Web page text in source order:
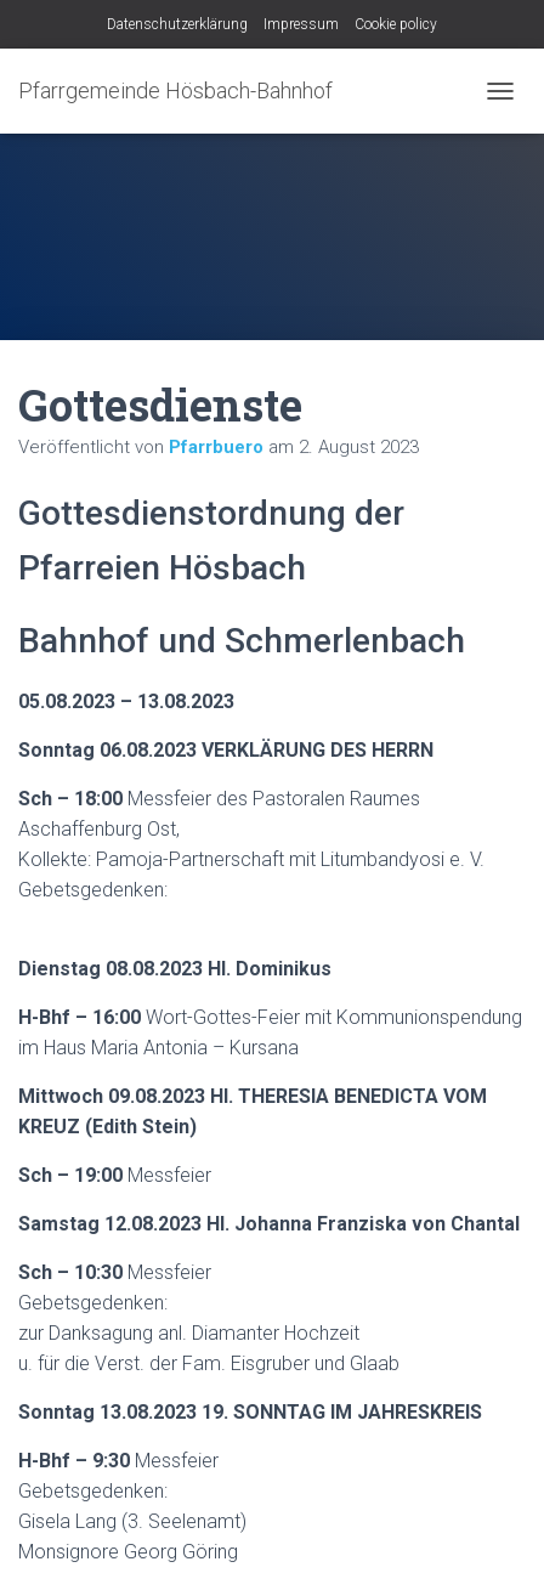
Datenschutzerklärung Impressum Cookie policy
Pfarrgemeinde Hösbach-Bahnhof
A
U
Gottesdienste
Veröffentlicht von Pfarrbuero am 2. August 2023
Gottesdienstordnung der
Pfarreien Hösbach
Bahnhof und Schmerlenbach
05.08.2023 – 13.08.2023
Sonntag 06.08.2023 VERKLÄRUNG DES HERRN
Sch – 18:00 Messfeier des Pastoralen Raumes
Aschaffenburg Ost,
Kollekte: Pamoja-Partnerschaft mit Litumbandyosi e. V.
Gebetsgedenken:
Dienstag 08.08.2023 Hl. Dominikus
H-Bhf – 16:00 Wort-Gottes-Feier mit Kommunionspendung
im Haus Maria Antonia – Kursana
Mittwoch 09.08.2023 Hl. THERESIA BENEDICTA VOM
KREUZ (Edith Stein)
Sch – 19:00 Messfeier
Samstag 12.08.2023 Hl. Johanna Franziska von Chantal
Sch – 10:30 Messfeier
Gebetsgedenken:
zur Danksagung anl. Diamanter Hochzeit
u. für die Verst. der Fam. Eisgruber und Glaab
Sonntag 13.08.2023 19. SONNTAG IM JAHRESKREIS
H-Bhf – 9:30 Messfeier
Gebetsgedenken:
Gisela Lang (3. Seelenamt)
Monsignore Georg Göring